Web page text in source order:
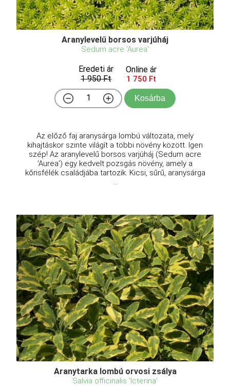
Aranylevelű borsos varjúháj
Sedum acre 'Aurea'
Eredeti ár
1 950 Ft
Online ár
1 750 Ft
Kosárba
Az előző faj aranysárga lombú változata, mely
kihajtáskor szinte világít a többi növény között. Igen
szép! Az aranylevelű borsos varjúháj (Sedum acre
'Aurea') egy kedvelt pozsgás növény, amely a
kőrisfélék családjába tartozik. Kicsi, sűrű, aranysárga
Aranytarka lombú orvosi zsálya
Salvia officinalis 'Icterina'